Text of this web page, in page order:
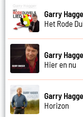
Garry
Het Rode
Garry
Hier en nu
Garry
Horizon